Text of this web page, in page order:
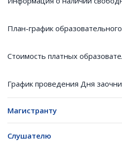
План-график
Стоимость платных
График проведения Дня
Магистранту
Слушателю